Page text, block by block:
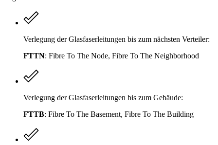
Verlegung der Glasfaserleitungen bis zum nächsten Verteiler:
FTTN: Fibre To The Node, Fibre To The Neighborhood
Verlegung der Glasfaserleitungen bis zum Gebäude:
FTTB: Fibre To The Basement, Fibre To The Building